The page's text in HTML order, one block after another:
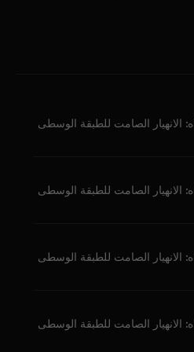
الانهيار الصامت للطبقة الوسطى
الانهيار الصامت للطبقة الوسطى
الانهيار الصامت للطبقة الوسطى
الانهيار الصامت للطبقة الوسطى